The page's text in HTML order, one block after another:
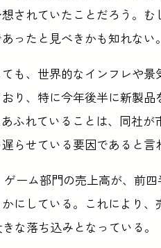
されていたことだろう。
ったと見べきかも知れない。
も、世界的なインフレや
り、特に今年後半に新製
ふれていることは、同社
らせている要因であると言
ーム部門の売上高が、前
にしている。これにより
な落ち込みとなっている。